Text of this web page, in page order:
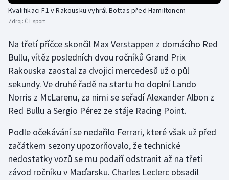
Plavání
Plážový volejbal
Ragby
Rychlobruslení
Rychlostní kanoistika
Short track
Sportovní střelba
Kvalifikaci F1 v Rakousku vyhrál Bottas před Hamiltonem
Zdroj: ČT sport
Na třetí příčce skončil Max Verstappen z domácího Red
Bullu, vítěz posledních dvou ročníků Grand Prix
Rakouska zaostal za dvojicí mercedesů už o půl
sekundy. Ve druhé řadě na startu ho doplní Lando
Norris z McLarenu, za nimi se seřadí Alexander Albon z
Red Bullu a Sergio Pérez ze stáje Racing Point.
Podle očekávání se nedařilo Ferrari, které však už před
začátkem sezony upozorňovalo, že technické
nedostatky vozů se mu podaří odstranit až na třetí
závod ročníku v Maďarsku. Charles Leclerc obsadil